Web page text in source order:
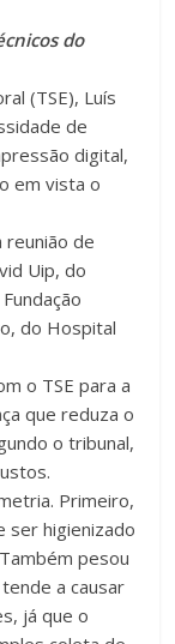
do
(TSE), Luís
de
digital,
em vista o
reunião de
Uip, do
do Hospital
o TSE para a
que reduza o
o tribunal,
Primeiro,
ser higienizado
pesou
a causar
já que o